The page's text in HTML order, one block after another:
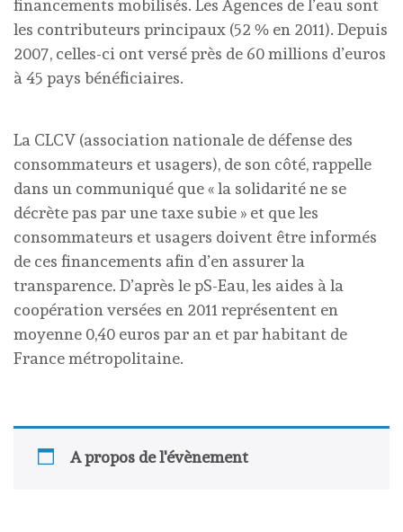
financements mobilisés. Les Agences de l’eau sont
les contributeurs principaux (52 % en 2011). Depuis
2007, celles-ci ont versé près de 60 millions d’euros
à 45 pays bénéficiaires.
La CLCV (association nationale de défense des
consommateurs et usagers), de son côté, rappelle
dans un communiqué que « la solidarité ne se
décrète pas par une taxe subie » et que les
consommateurs et usagers doivent être informés
de ces financements afin d’en assurer la
transparence. D’après le pS-Eau, les aides à la
coopération versées en 2011 représentent en
moyenne 0,40 euros par an et par habitant de
France métropolitaine.
A propos de l'évènement